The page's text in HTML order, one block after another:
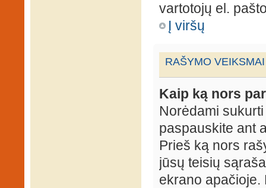
vartotojų el.
Į viršų
RAŠYMO VEIKSMAI
Kaip ką nors
Norėdami
paspauskite ant
Prieš ką nors
jūsų teisių
ekrano apačioje.